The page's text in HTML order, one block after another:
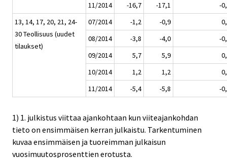
11/2014
-16,7 -17,1
-
13, 14, 17, 20, 21, 24-
30 Teollisuus (uudet
tilaukset)
07/2014 -1,2 -0,9
08/2014
-3,8 -4,0
-
09/2014
5,7 5,9
10/2014
1,2 1,2
11/2014
-5,4 -5,8 -
1) 1. julkistus viittaa ajankohtaan kun viiteajankohdan
tieto on ensimmäisen kerran julkaistu. Tarkentuminen
kuvaa ensimmäisen ja tuoreimman julkaisun
vuosimuutosprosenttien erotusta.